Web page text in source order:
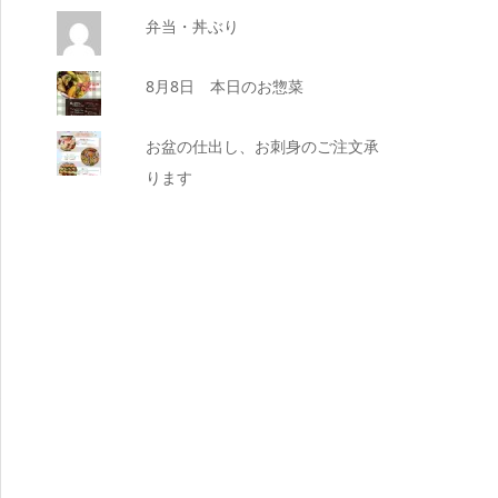
弁当・丼ぶり
8月8日 本日のお惣菜
お盆の仕出し、お刺身のご注文承
ります